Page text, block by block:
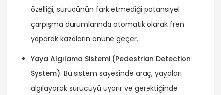
özelliği, sürücünün fark etmediği potansiyel
çarpışma durumlarında otomatik olarak fren
yaparak kazaların önüne geçer.
Yaya Algılama Sistemi (Pedestrian Detection
System): Bu sistem sayesinde araç, yayaları
algılayarak sürücüyü uyarır ve gerektiğinde